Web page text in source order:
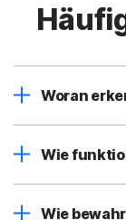
Woran
Wie
Wie